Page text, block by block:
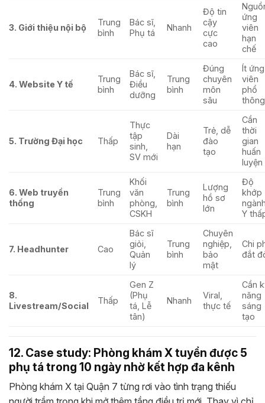
3. Giới thiệu nội bộ
Trung
bình
Bác sĩ,
Phụ tá
Nhanh
Độ tin
cậy
cực
cao
ứng
viên
hạn
chế
4. Website Y tế
Trung
bình
Bác sĩ,
Điều
dưỡng
Trung
bình
Đúng
chuyên
môn
sâu
Ít ứng
viên
phổ
thông
5. Trường Đại học Thấp
Thực
tập
sinh,
SV mới
Dài
hạn
Trẻ, dễ
đào
tạo
Cần
thời
gian
huấn
luyện
6. Web truyền
thống
Trung
bình
Khối
văn
phòng,
CSKH
Trung
bình
Lượng
hồ sơ
lớn
Độ
khớp
Y
7. Headhunter Cao
Bác sĩ
giỏi,
Quản
lý
Trung
bình
Chuyên
nghiệp,
bảo
mật
Chi
đắt
8.
Livestream/Social
Thấp
Gen Z
(Phụ
tá, Lễ
tân)
Nhanh
Viral,
thực tế
Cần
năng
sáng
tạo
12. Case study: Phòng khám X tuyển được 5
phụ tá trong 10 ngày nhờ kết hợp đa kênh
Phòng khám X tại Quận 7 từng rơi vào tình trạng thiếu